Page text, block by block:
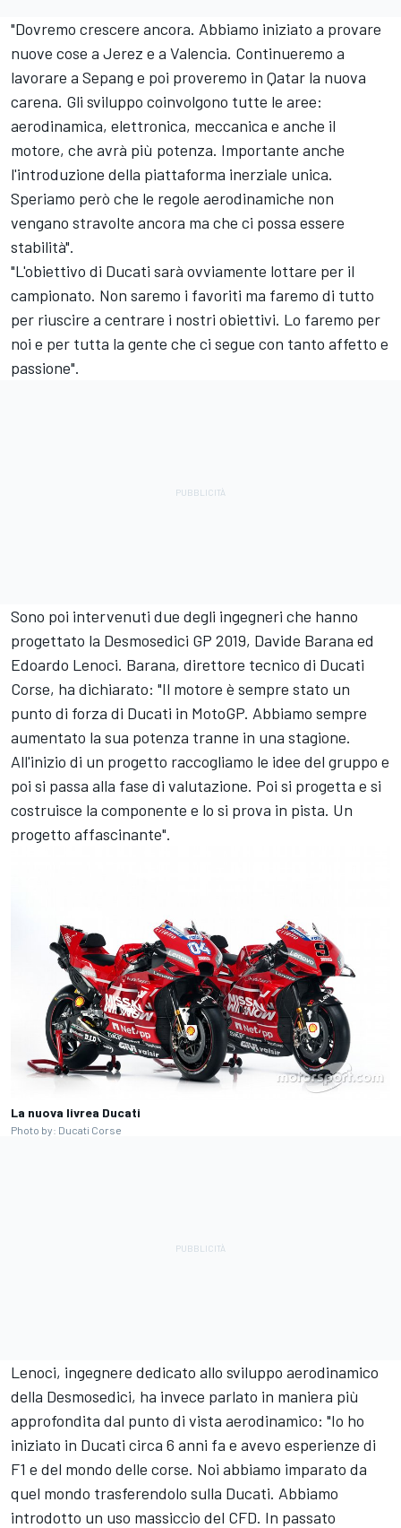
"Dovremo crescere ancora. Abbiamo iniziato a provare
nuove cose a Jerez e a Valencia. Continueremo a
lavorare a Sepang e poi proveremo in Qatar la nuova
carena. Gli sviluppo coinvolgono tutte le aree:
aerodinamica, elettronica, meccanica e anche il
motore, che avrà più potenza. Importante anche
l'introduzione della piattaforma inerziale unica.
Speriamo però che le regole aerodinamiche non
vengano stravolte ancora ma che ci possa essere
stabilità".
"L'obiettivo di Ducati sarà ovviamente lottare per il
campionato. Non saremo i favoriti ma faremo di tutto
per riuscire a centrare i nostri obiettivi. Lo faremo per
noi e per tutta la gente che ci segue con tanto affetto e
passione".
Sono poi intervenuti due degli ingegneri che hanno
progettato la Desmosedici GP 2019, Davide Barana ed
Edoardo Lenoci. Barana, direttore tecnico di Ducati
Corse, ha dichiarato: "Il motore è sempre stato un
punto di forza di Ducati in MotoGP. Abbiamo sempre
aumentato la sua potenza tranne in una stagione.
All'inizio di un progetto raccogliamo le idee del gruppo e
poi si passa alla fase di valutazione. Poi si progetta e si
costruisce la componente e lo si prova in pista. Un
progetto affascinante".
La nuova livrea Ducati
Photo by: Ducati Corse
Lenoci, ingegnere dedicato allo sviluppo aerodinamico
della Desmosedici, ha invece parlato in maniera più
approfondita dal punto di vista aerodinamico: "Io ho
iniziato in Ducati circa 6 anni fa e avevo esperienze di
F1 e del mondo delle corse. Noi abbiamo imparato da
quel mondo trasferendolo sulla Ducati. Abbiamo
introdotto un uso massiccio del CFD. In passato